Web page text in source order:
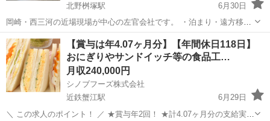
北野桝塚駅
6月30日
岡崎・西三河の近場現場が中心の左官会社です。 ・泊まり・遠方移動
は基本なし ・現場は片道40〜50分圏内 ・作業は17時前後で終了（延
長残業ほぼなし） ・月給30〜60万円（経験・資格で決定） 月給制で
収入...
愛知 岡崎市 北野桝塚駅 その他 左官
【賞与は年4.07ヶ月分】【年間休日118日】
おにぎりやサンドイッチ等の食品工…
月収240,000円
シノブフーズ株式会社
近鉄蟹江駅
6月29日
＼ この求人のポイント！ ／ ★賞与年2回！ ★計4.07ヶ月分の支給実